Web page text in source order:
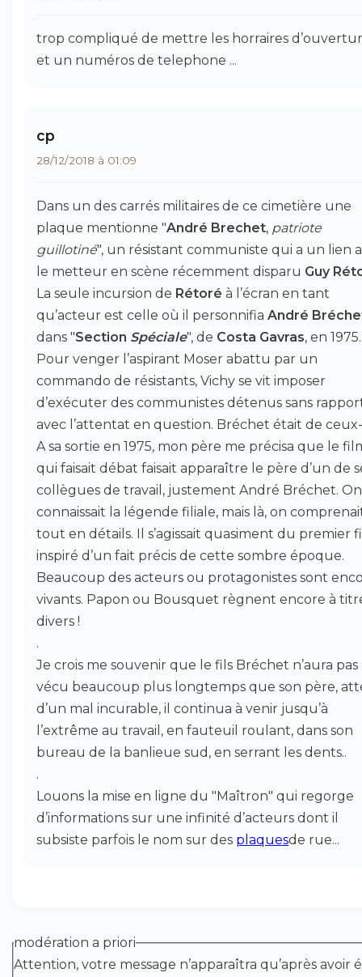
trop compliqué de mettre les horraires
et un numéros de telephone ...
cp
28/12/2018 à 01:09
Dans un des carrés militaires de ce cimetière une
plaque mentionne "André Brechet, patriote
guillotiné", un résistant communiste qui a un lien
le metteur en scène récemment disparu Guy
La seule incursion de Rétoré à l’écran en tant
qu’acteur est celle où il personnifia André
dans "Section Spéciale", de Costa Gavras, en 1975.
Pour venger l’aspirant Moser abattu par un
commando de résistants, Vichy se vit imposer
d’exécuter des communistes détenus sans
avec l’attentat en question. Bréchet était de
A sa sortie en 1975, mon père me précisa que le
qui faisait débat faisait apparaître le père d’un de
collègues de travail, justement André Bréchet. On
connaissait la légende filiale, mais là, on
tout en détails. Il s’agissait quasiment du premier
inspiré d’un fait précis de cette sombre époque.
Beaucoup des acteurs ou protagonistes sont
vivants. Papon ou Bousquet règnent encore à
divers !
.
Je crois me souvenir que le fils Bréchet n’aura pas
vécu beaucoup plus longtemps que son père,
d’un mal incurable, il continua à venir jusqu’à
l’extrême au travail, en fauteuil roulant, dans son
bureau de la banlieue sud, en serrant les dents..
.
Louons la mise en ligne du "Maîtron" qui regorge
d’informations sur une infinité d’acteurs dont il
subsiste parfois le nom sur des plaquesde rue...
modération a priori
Attention, votre message n’apparaîtra qu’après avoir